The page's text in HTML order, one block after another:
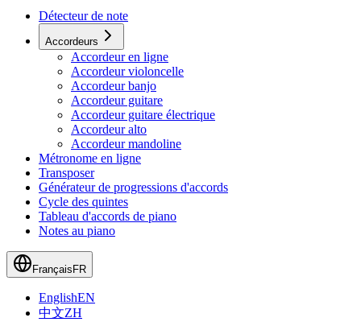
Détecteur de note
Accordeurs
Accordeur en ligne
Accordeur violoncelle
Accordeur banjo
Accordeur guitare
Accordeur guitare électrique
Accordeur alto
Accordeur mandoline
Métronome en ligne
Transposer
Générateur de progressions d'accords
Cycle des quintes
Tableau d'accords de piano
Notes au piano
Français FR
EnglishEN
中文ZH